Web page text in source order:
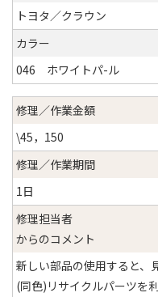
トヨタ／クラウン
カラー
046 ホワイトパ-ル
修理／作業金額
\45，150
修理／作業期間
1日
修理担当者
からのコメント
新しい部品の使用すると、
(同色)リサイクルパーツを